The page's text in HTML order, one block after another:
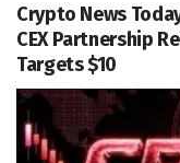
Crypto News
CEX Partnership
Targets $10